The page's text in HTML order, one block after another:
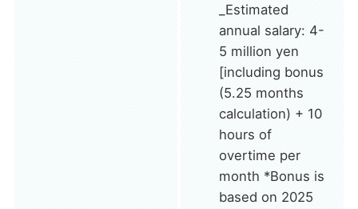
_Estimated
annual salary: 4-
5 million yen
[including bonus
(5.25 months
calculation) + 10
hours of
overtime per
month *Bonus is
based on 2025